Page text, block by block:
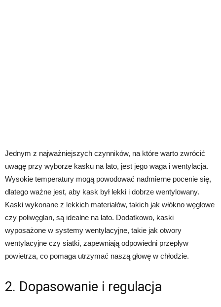
Jednym z najważniejszych czynników, na które warto zwrócić
uwagę przy wyborze kasku na lato, jest jego waga i wentylacja.
Wysokie temperatury mogą powodować nadmierne pocenie się,
dlatego ważne jest, aby kask był lekki i dobrze wentylowany.
Kaski wykonane z lekkich materiałów, takich jak włókno węglowe
czy poliwęglan, są idealne na lato. Dodatkowo, kaski
wyposażone w systemy wentylacyjne, takie jak otwory
wentylacyjne czy siatki, zapewniają odpowiedni przepływ
powietrza, co pomaga utrzymać naszą głowę w chłodzie.
2. Dopasowanie i regulacja